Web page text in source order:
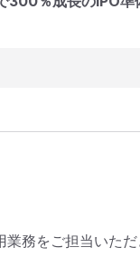
務をご担当いただ